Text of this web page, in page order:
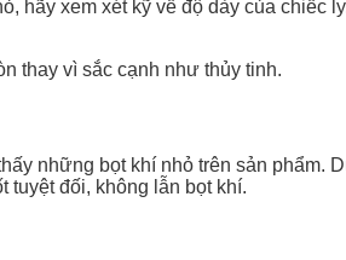
hãy xem xét kỹ về độ dày của
thay vì sắc cạnh như thủy tinh.
những bọt khí nhỏ trên sản
tuyệt đối, không lẫn bọt khí.